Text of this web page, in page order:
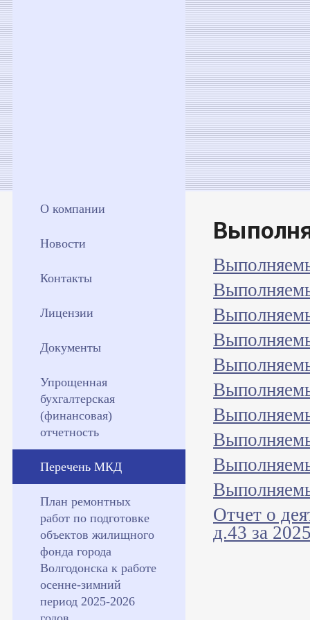
О компании
Новости
Контакты
Лицензии
Документы
Упрощенная
бухгалтерская
(финансовая)
отчетность
Перечень МКД
План ремонтных
работ по подготовке
объектов жилищного
фонда города
Волгодонска к работе
осенне-зимний
период 2025-2026
Отчет о
д.43 за